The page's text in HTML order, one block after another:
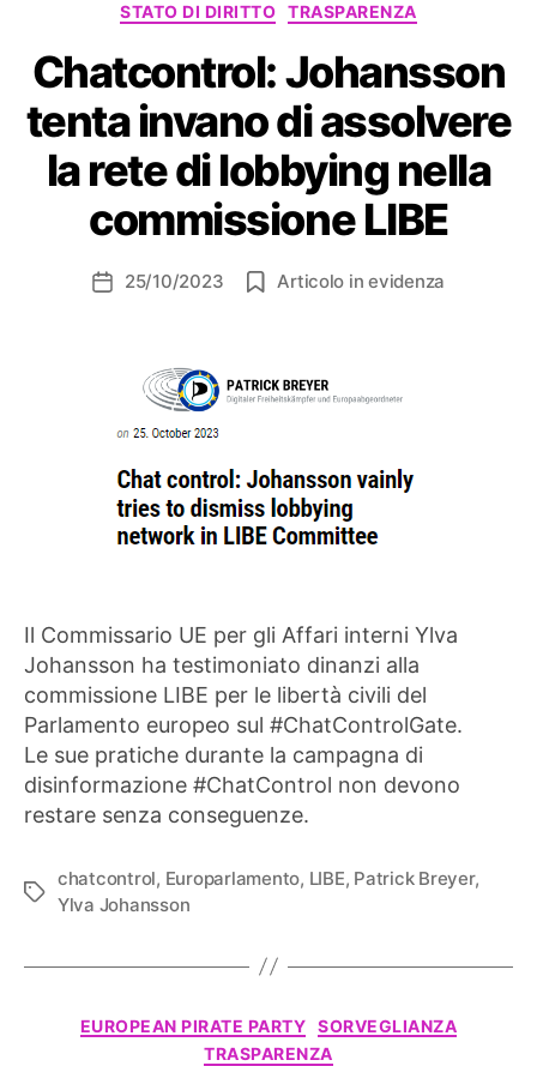
STATO DI DIRITTO
TRASPARENZA
Chatcontrol: Johansson
tenta invano di assolvere
la rete di lobbying nella
commissione LIBE
Data25/10/2023 Articolo in evidenza
Il Commissario UE per gli Affari interni Ylva
Johansson ha testimoniato dinanzi alla
commissione LIBE per le libertà civili del
Parlamento europeo sul #ChatControlGate.
Le sue pratiche durante la campagna di
disinformazione #ChatControl non devono
restare senza conseguenze.
Tag
chatcontrol, Europarlamento, LIBE, Patrick Breyer,
Ylva Johansson
Categorie
EUROPEAN PIRATE PARTY
SORVEGLIANZA
TRASPARENZA